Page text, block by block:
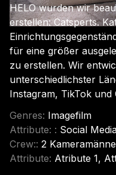
HELO wurden wir
erstellen: Catsperts.
für eine größer
zu erstellen. Wir
unterschiedlichster
Instagram, TikTok und
Genres: Imagefilm
Attribute: : Social
Crew:: 2
Attribute: Atribute 1,